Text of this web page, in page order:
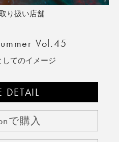
り扱い店舗
Vol.45
てのイメージ
DETAIL
で購入